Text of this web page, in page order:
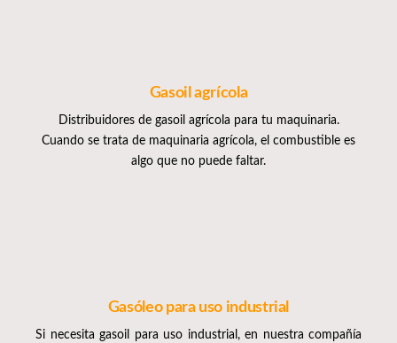
Gasoil agrícola
Distribuidores de gasoil agrícola para tu maquinaria.
Cuando se trata de maquinaria agrícola, el combustible es
algo que no puede faltar.
Gasóleo para uso industrial
Si necesita gasoil para uso industrial, en nuestra compañía